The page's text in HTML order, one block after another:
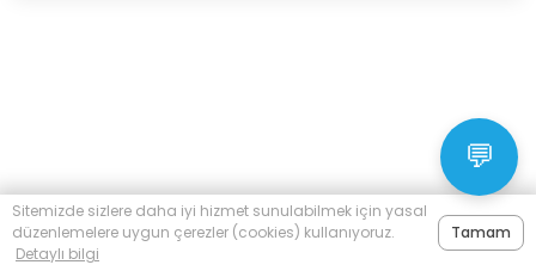
💬
Sitemizde sizlere daha iyi hizmet sunulabilmek için yasal
düzenlemelere uygun çerezler (cookies) kullanıyoruz.
Detaylı bilgi
Tamam